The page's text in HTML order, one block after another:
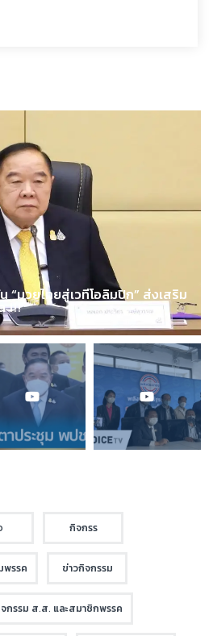
มวยไทยสู่เวทีโอลิมปิก” ส่งเสริม
!!!
กิจกรร
พรรค ข่าวกิจกรรม
กรรม ส.ส. และสมาชิกพรรค